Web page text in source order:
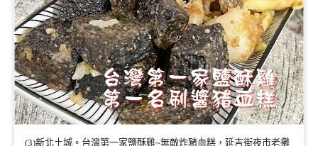
(3)新北土城。台灣第一家鹽酥雞~無敵炸豬血糕，延吉街夜市老攤